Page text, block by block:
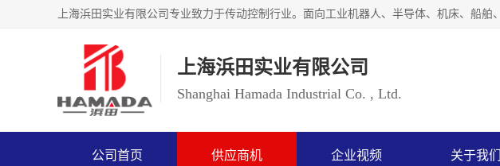
上海浜田实业有限公司
Shanghai Hamada Industrial Co. , Ltd.
公司首页 供应商机 企业视频 关于我们